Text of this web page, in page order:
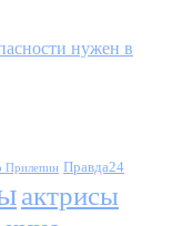
нужен в
Прилепин Правда24
актрисы